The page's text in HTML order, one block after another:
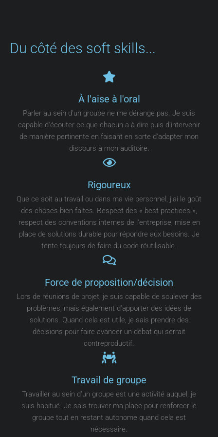
Du côté des soft skills...
À l'aise à l'oral
Parler au sein d'un groupe ne me dérange pas. Je suis
capable d'écouter ce que chacun a à dire puis d'intervenir
de manière pertinente en faisant en sorte d'adapter mon
discours à mon auditoire.
Rigoureux
Que ce soit au travail ou dans ma vie personnel, j'ai le goût
des choses bien faites. Respect des « best practices »,
respect des conventions internes de l'entreprise, mise en
place de solutions durable pour répondre aux besoins. Je
tente toujours de faire du code réutilisable.
Force de proposition/décision
Lors de réunions de projet, je suis capable de soulever des
problèmes, mais également d'apporter des idées de
solutions. Quand cela est utile, je sais prendre des
décisions pour faire avancer un débat qui serrait
contreproductif.
Travail de groupe
Travailler au sein d'un groupe est une activité auquel, je
suis habitué. Je sais trouver ma place pour renforcer le
groupe tout en restant autonome quand cela est
nécessaire.